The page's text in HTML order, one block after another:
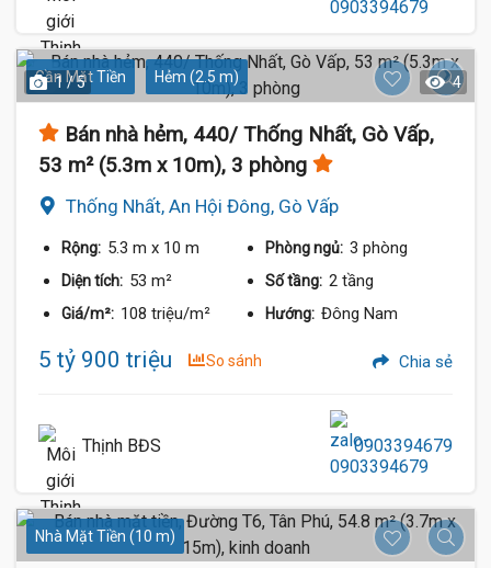
Gần Mặt Tiền Hẻm (2.5 m)
1 / 5 4
Bán nhà hẻm, 440/ Thống Nhất, Gò Vấp,
53 m² (5.3m x 10m), 3 phòng
Thống Nhất, An Hội Đông, Gò Vấp
Rộng: 5.3 m x 10 m Phòng ngủ: 3 phòng
Diện tích: 53 m² Số tầng: 2 tầng
Giá/m²: 108 triệu/m² Hướng: Đông Nam
5 tỷ 900 triệu So sánh Chia sẻ
Thịnh BĐS 0903394679
Nhà Mặt Tiền (10 m)